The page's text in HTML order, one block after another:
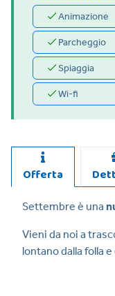
Animazione
Parcheggio
Spiaggia
Wi-fi
Offerta
Settembre è una
Vieni da noi a
lontano dalla folla e